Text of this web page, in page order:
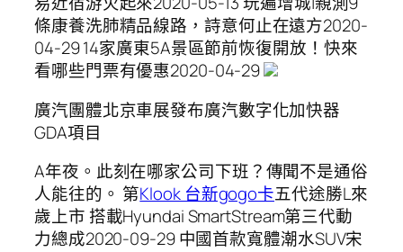
條康養洗肺精品線路，詩意何止在遠方2020-
04-29 14家廣東5A景區節前恢復開放！快來
看哪些門票有優惠2020-04-29
廣汽團體北京車展發布廣汽數字化加快器
GDA項目
A年夜。此刻在哪家公司下班？傳聞不是通俗
人能往的。 ​第Klook 台新gogo卡五代途勝L來
歲上市 搭載Hyundai SmartStream第三代動
力總成2020-09-29 中國首款寬體潮水SUV宋